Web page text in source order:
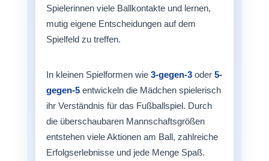
Spielerinnen viele Ballkontakte und lernen,
mutig eigene Entscheidungen auf dem
Spielfeld zu treffen.
In kleinen Spielformen wie 3-gegen-3oder 5-
gegen-5entwickeln die Mädchen spielerisch
ihr Verständnis für das Fußballspiel. Durch
die überschaubaren Mannschaftsgrößen
entstehen viele Aktionen am Ball, zahlreiche
Erfolgserlebnisse und jede Menge Spaß.